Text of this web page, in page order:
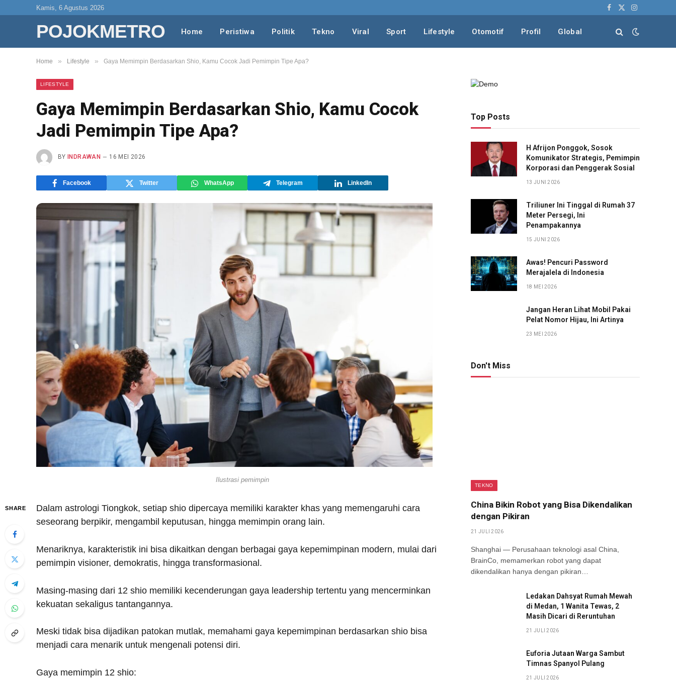
Kamis, 6 Agustus 2026
Facebook
X
Instagram
POJOKMETRO Home Peristiwa Politik Tekno Viral Sport Lifestyle Otomotif Profil Global
Home » Lifestyle » Gaya Memimpin Berdasarkan Shio, Kamu Cocok Jadi Pemimpin Tipe Apa?
LIFESTYLE
Gaya Memimpin Berdasarkan Shio, Kamu Cocok
Jadi Pemimpin Tipe Apa?
BY INDRAWAN 16 MEI 2026
Facebook Twitter WhatsApp Telegram LinkedIn
Ilustrasi pemimpin
SHARE
Dalam astrologi Tiongkok, setiap shio dipercaya memiliki karakter khas yang memengaruhi cara
seseorang berpikir, mengambil keputusan, hingga memimpin orang lain.
Menariknya, karakteristik ini bisa dikaitkan dengan berbagai gaya kepemimpinan modern, mulai dari
pemimpin visioner, demokratis, hingga transformasional.
Masing-masing dari 12 shio memiliki kecenderungan gaya leadership tertentu yang mencerminkan
kekuatan sekaligus tantangannya.
Meski tidak bisa dijadikan patokan mutlak, memahami gaya kepemimpinan berdasarkan shio bisa
menjadi cara menarik untuk mengenali potensi diri.
Gaya memimpin 12 shio:
Top Posts
H Afrijon Ponggok, Sosok
Komunikator Strategis, Pemimpin
Korporasi dan Penggerak Sosial
13 JUNI 2026
Triliuner Ini Tinggal di Rumah 37
Meter Persegi, Ini
Penampakannya
15 JUNI 2026
Awas! Pencuri Password
Merajalela di Indonesia
18 MEI 2026
Jangan Heran Lihat Mobil Pakai
Pelat Nomor Hijau, Ini Artinya
23 MEI 2026
Don't Miss
TEKNO
China Bikin Robot yang Bisa Dikendalikan
dengan Pikiran
21 JULI 2026
Shanghai — Perusahaan teknologi asal China,
BrainCo, memamerkan robot yang dapat
dikendalikan hanya dengan pikiran…
Ledakan Dahsyat Rumah Mewah
di Medan, 1 Wanita Tewas, 2
Masih Dicari di Reruntuhan
21 JULI 2026
Euforia Jutaan Warga Sambut
Timnas Spanyol Pulang
21 JULI 2026